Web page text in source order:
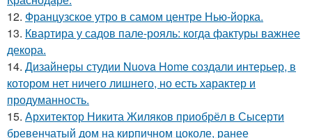
12. Французское утро в самом центре Нью-йорка.
13. Квартира у садов пале-рояль: когда фактуры важнее
декора.
14. Дизайнеры студии Nuova Home создали интерьер, в
котором нет ничего лишнего, но есть характер и
продуманность.
15. Архитектор Никита Жиляков приобрёл в Сысерти
бревенчатый дом на кирпичном цоколе, ранее